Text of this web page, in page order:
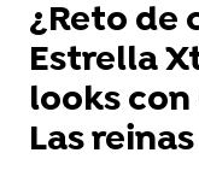
¿Reto de
Estrella
looks con
Las